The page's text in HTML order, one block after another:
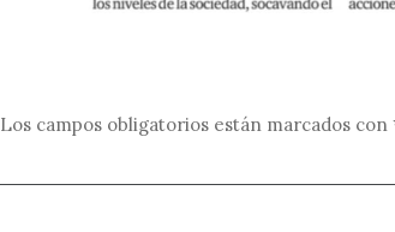
Los campos obligatorios están marcados con